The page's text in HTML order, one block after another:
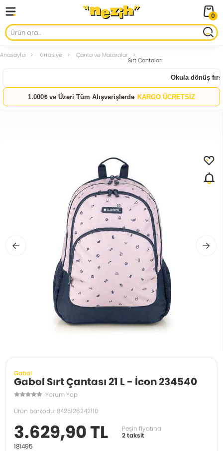
0
Anasayfa Kırtasiye Çanta ve Mataralar
Sırt Çantaları
Okula dönüş
1.000₺ ve Üzeri Tüm Alışverişlerde KARGO ÜCRETSİZ
Gabol
Gabol Sırt Çantası 21 L - İcon 234540
Yorum Yap
Ürün barkodu: 8425126242110
3.629,90 TL
Peşin fiyatına
2 taksit
181495